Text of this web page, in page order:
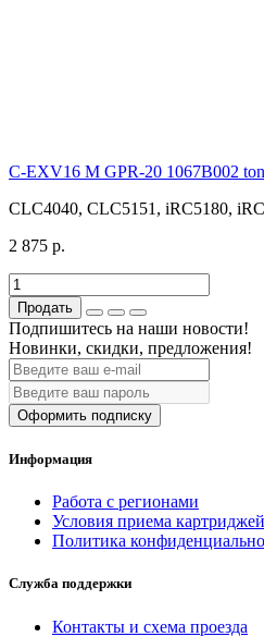
C-EXV16 M GPR-20 1067B002
CLC4040, CLC5151, iRC5180,
2 875 р.
Продать
Подпишитесь на наши новости!
Новинки, скидки, предложения!
Оформить подписку
Информация
Работа с регионами
Условия приема картриджей
Политика
Служба поддержки
Контакты и схема проезда